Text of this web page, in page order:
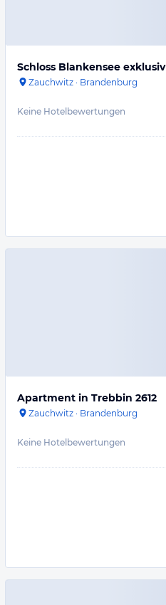
Schloss Blankensee exklusiv
Zauchwitz · Brandenburg
Keine Hotelbewertungen
Apartment in Trebbin 2612
Zauchwitz · Brandenburg
Keine Hotelbewertungen